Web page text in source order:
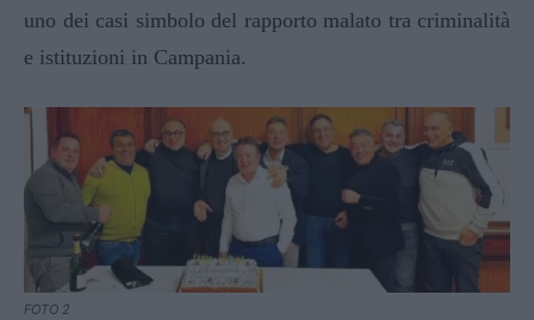
uno dei casi simbolo del rapporto malato tra criminalità
e istituzioni in Campania.
FOTO 2